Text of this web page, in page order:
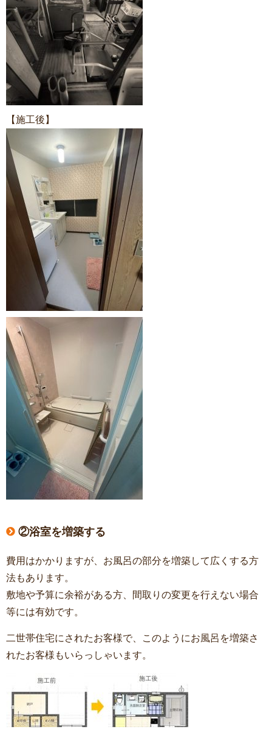
【施工後】
②浴室を増築する
費用はかかりますが、お風呂の部分を増築して広くする方
法もあります。
敷地や予算に余裕がある方、間取りの変更を行えない場合
等には有効です。
二世帯住宅にされたお客様で、このようにお風呂を増築さ
れたお客様もいらっしゃいます。